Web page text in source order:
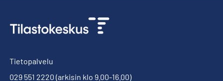
Tietopalvelu
029 551 2220 (arkisin klo 9.00-16.00)